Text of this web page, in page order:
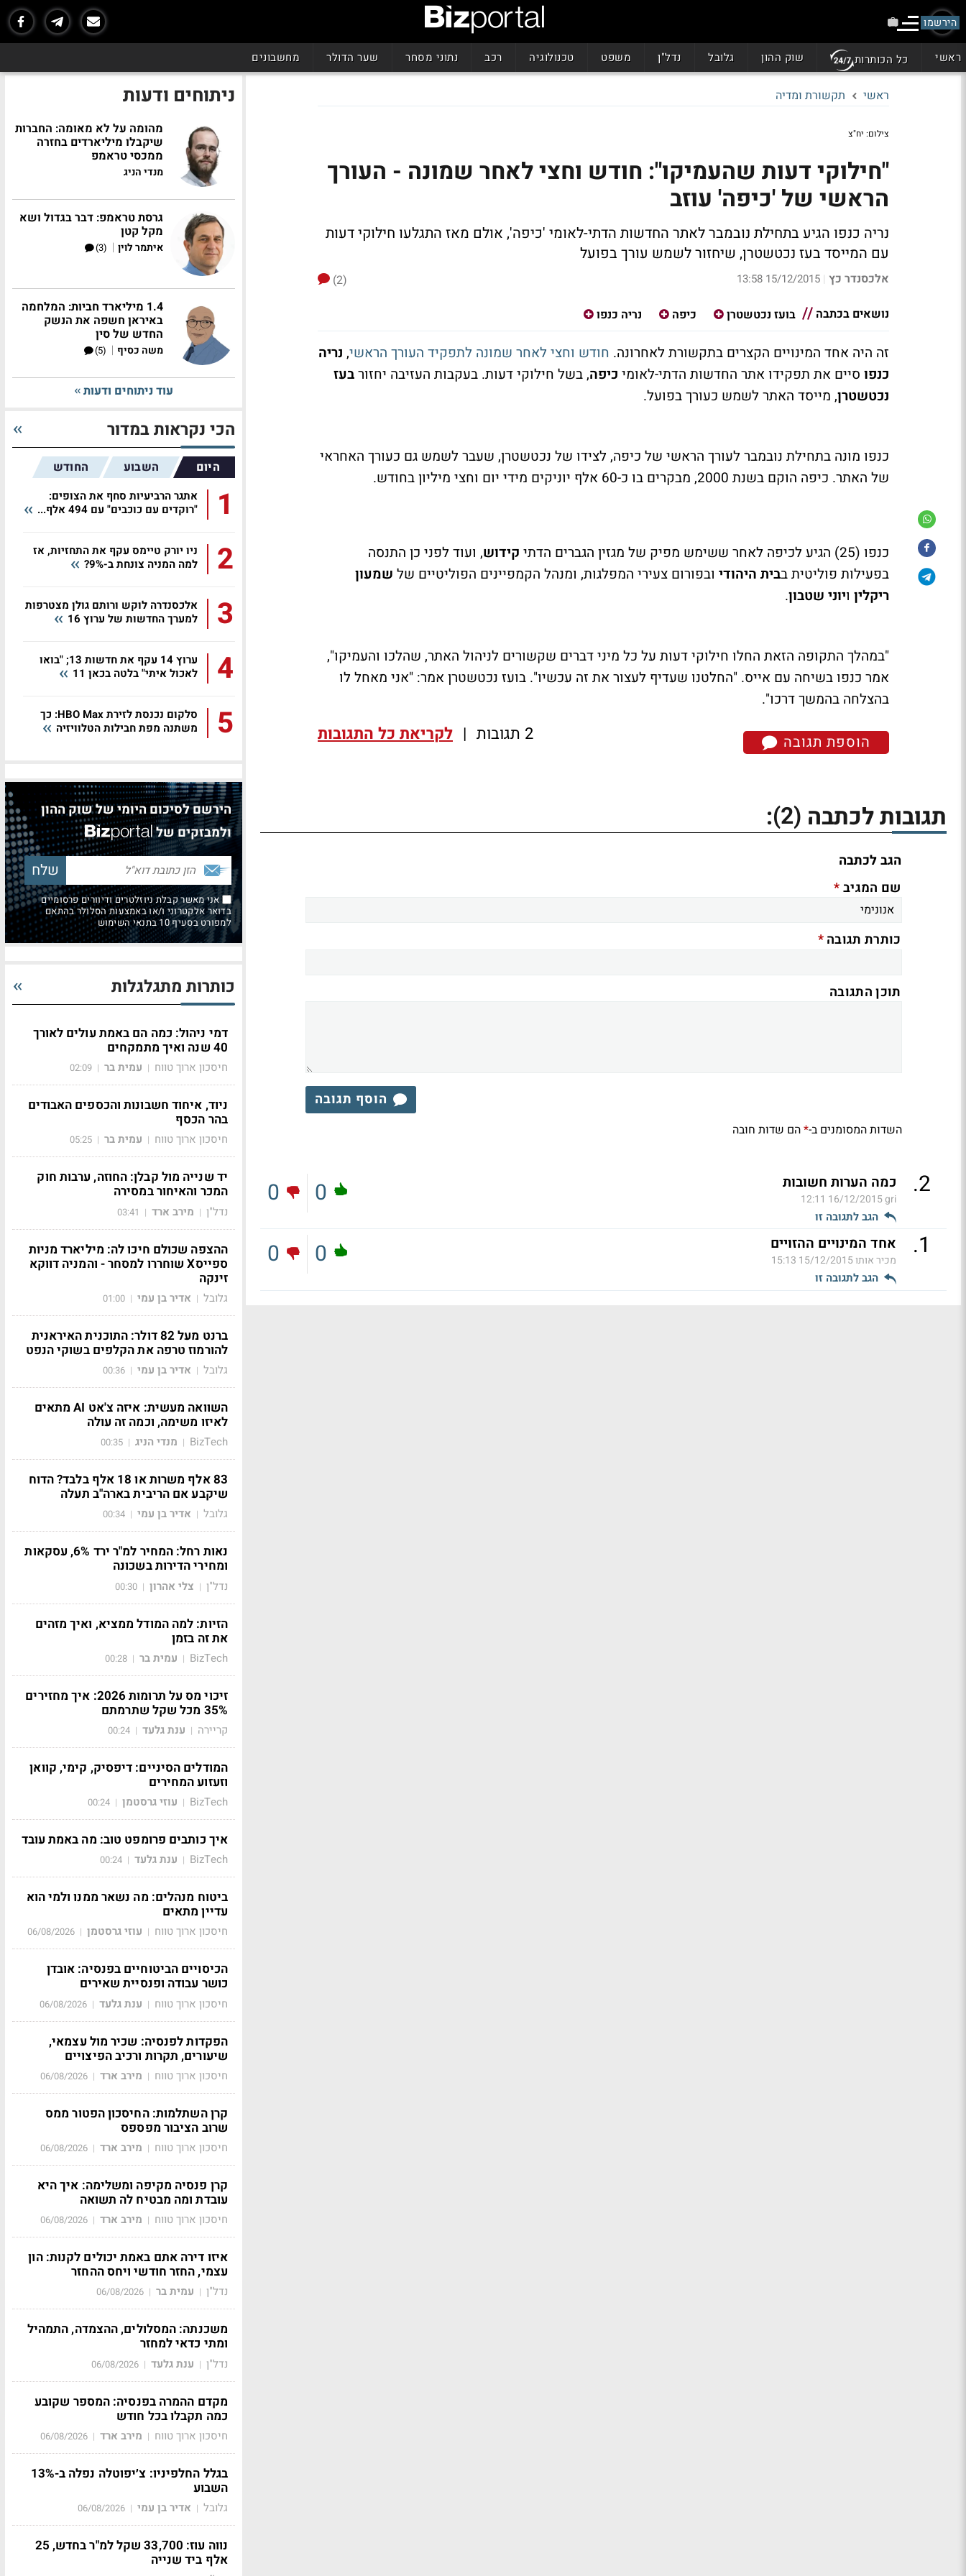
הירשמו
ראשי כל הכותרות שוק ההון גלובל נדל"ן משפט טכנולוגיה רכב נתוני מסחר שער הדולר מחשבונים
ראשי תקשורת ומדיה
צילום: יח"צ
"חילוקי דעות שהעמיקו": חודש וחצי לאחר שמונה - העורך
הראשי של 'כיפה' עוזב
נריה כנפו הגיע בתחילת נובמבר לאתר החדשות הדתי-לאומי 'כיפה', אולם מאז התגלעו חילוקי דעות
עם המייסד בעז נכטשטרן, שיחזור לשמש עורך בפועל
אלכסנדר כץ |
15/12/2015 13:58
(2)
נושאים בכתבה
בועז נכטשטרן כיפה נריה כנפו
זה היה אחד המינויים הקצרים בתקשורת לאחרונה. חודש וחצי לאחר שמונה לתפקיד העורך הראשי, נריה
כנפו סיים את תפקידו אתר החדשות הדתי-לאומי כיפה, בשל חילוקי דעות. בעקבות העזיבה יחזורבעז
נכטשטרן, מייסד האתר לשמש כעורך בפועל.
כנפו מונה בתחילת נובמבר לעורך הראשי של כיפה, לצידו של נכטשטרן, שעבר לשמש גם כעורך האחראי
של האתר. כיפה הוקם בשנת 2000, מבקרים בו כ-60 אלף יוניקים מידי יום וחצי מיליון בחודש.
כנפו (25) הגיע לכיפה לאחר ששימש מפיק של מגזין הגברים הדתי קידוש, ועוד לפני כן התנסה
בפעילות פוליטית בבית היהודי ובפורום צעירי המפלגות, ומנהל הקמפיינים הפוליטיים של שמעון
ריקלין ויוני שטבון.
"במהלך התקופה הזאת החלו חילוקי דעות על כל מיני דברים שקשורים לניהול האתר, שהלכו והעמיקו",
אמר כנפו בשיחה עם אייס. "החלטנו שעדיף לעצור את זה עכשיו". בועז נכטשטרן אמר: "אני מאחל לו
בהצלחה בהמשך דרכו".
הוספת תגובה 2 תגובות | לקריאת כל התגובות
תגובות לכתבה (2)
:
הגב לכתבה
שם המגיב*
כותרת תגובה*
תוכן התגובה
הוסף תגובה
השדות המסומנים ב-*הם שדות חובה
2
. כמה הערות חשובות
gri
16/12/2015 12:11
הגב לתגובה זו
0
0
1
. אחד המינויים ההזויים
מכיר אותו15/12/2015 15:13
הגב לתגובה זו
0
0
ניתוחים ודעות
מהומה על לא מאומה: החברות
שיקבלו מיליארדים בחזרה
ממכסי טראמפ
מנדי הניג
גרסת טראמפ: דבר בגדול ושא
מקל קטן
איתמר לוין |
(3)
1.4 מיליארד חביות: המלחמה
באיראן חשפה את הנשק
החדש של סין
משה כסיף |
(5)
עוד ניתוחים ודעות
הכי נקראות במדור
היום השבוע החודש
1
אתגר הרביעיות סחף את הצופים:
"רוקדים עם כוכבים" עם 494 אלף...
2
ניו יורק טיימס עקף את התחזיות, אז
למה המניה צונחת ב-9%?
3
אלכסנדרה לוקש ורותם גולן מצטרפות
למערך החדשות של ערוץ 16
4
ערוץ 14 עקף את חדשות 13; "בואו
לאכול איתי" בלטה בכאן 11
5
סלקום נכנסת לזירת HBO Max: כך
משתנה מפת חבילות הטלוויזיה
הירשם לסיכום היומי של שוק ההון
ולמבזקים של
אני מאשר קבלת ניוזלטרים ודיוורים פרסומיים
בדואר אלקטרוני ו/או באמצעות הסלולר בהתאם
למפורט בסעיף 10 בתנאי השימוש
כותרות מתגלגלות
דמי ניהול: כמה הם באמת עולים לאורך
40 שנה ואיך מתמקחים
חיסכון ארוך טווח | עמית בר |
02:09
ניוד, איחוד חשבונות והכספים האבודים
בהר הכסף
חיסכון ארוך טווח | עמית בר |
05:25
יד שנייה מול קבלן: החוזה, ערבות חוק
המכר והאיחור במסירה
נדל"ן | מירב ארד |
03:41
ההצפה שכולם חיכו לה: מיליארד מניות
ספייסX שוחררו למסחר - והמניה דווקא
זינקה
גלובל | אדיר בן עמי |
01:00
ברנט מעל 82 דולר: התוכנית האיראנית
להורמוז טרפה את הקלפים בשוקי הנפט
גלובל | אדיר בן עמי |
00:36
השוואה מעשית: איזה צ'אט AI מתאים
לאיזו משימה, וכמה זה עולה
BizTech
| מנדי הניג |
00:35
83 אלף משרות או 18 אלף בלבד? הדוח
שיקבע אם הריבית בארה"ב תעלה
גלובל | אדיר בן עמי |
00:34
נאות רחל: המחיר למ"ר ירד 6%, עסקאות
ומחירי הדירות בשכונה
נדל"ן | צלי אהרון |
00:30
הזיות: למה המודל ממציא, ואיך מזהים
את זה בזמן
BizTech
| עמית בר |
00:28
זיכוי מס על תרומות 2026: איך מחזירים
35% מכל שקל שתרמתם
קריירה | ענת גלעד |
00:24
המודלים הסיניים: דיפסיק, קימי, קוואן
וזעזוע המחירים
BizTech
| עוזי גרסטמן |
00:24
איך כותבים פרומפט טוב: מה באמת עובד
BizTech
| ענת גלעד |
00:24
ביטוח מנהלים: מה נשאר ממנו ולמי הוא
עדיין מתאים
חיסכון ארוך טווח | עוזי גרסטמן |
06/08/2026
הכיסויים הביטוחיים בפנסיה: אובדן
כושר עבודה ופנסיית שאירים
חיסכון ארוך טווח | ענת גלעד |
06/08/2026
הפקדות לפנסיה: שכיר מול עצמאי,
שיעורים, תקרות ורכיב הפיצויים
חיסכון ארוך טווח | מירב ארד |
06/08/2026
קרן השתלמות: החיסכון הפטור ממס
שרוב הציבור מפספס
חיסכון ארוך טווח | מירב ארד |
06/08/2026
קרן פנסיה מקיפה ומשלימה: איך היא
עובדת ומה מבטיח לה תשואה
חיסכון ארוך טווח | מירב ארד |
06/08/2026
איזו דירה אתם באמת יכולים לקנות: הון
עצמי, החזר חודשי ויחס ההחזר
נדל"ן | עמית בר |
06/08/2026
משכנתה: המסלולים, ההצמדה, התמהיל
ומתי כדאי למחזר
נדל"ן | ענת גלעד |
06/08/2026
מקדם ההמרה בפנסיה: המספר שקובע
כמה תקבלו בכל חודש
חיסכון ארוך טווח | מירב ארד |
06/08/2026
בגלל החלפיניו: צ׳יפוטלה נפלה ב-13%
השבוע
גלובל | אדיר בן עמי |
06/08/2026
נווה עוז: 33,700 שקל למ"ר בחדש, 25
אלף ביד שנייה